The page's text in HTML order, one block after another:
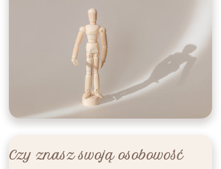
Czy znasz swoją osobowość